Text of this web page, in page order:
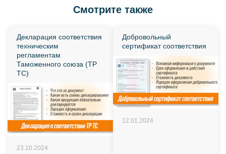
Смотрите также
Декларация соответствия
техническим
регламентам
Таможенного союза (ТР
ТС)
23.10.2024
Добровольный
сертификат соответствия
12.01.2024